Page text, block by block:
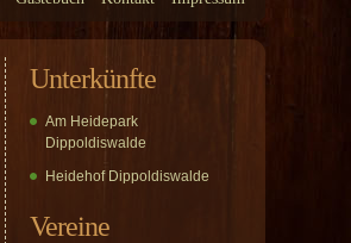
Unterkünfte
Am Heidepark
Dippoldiswalde
Heidehof Dippoldiswalde
Vereine